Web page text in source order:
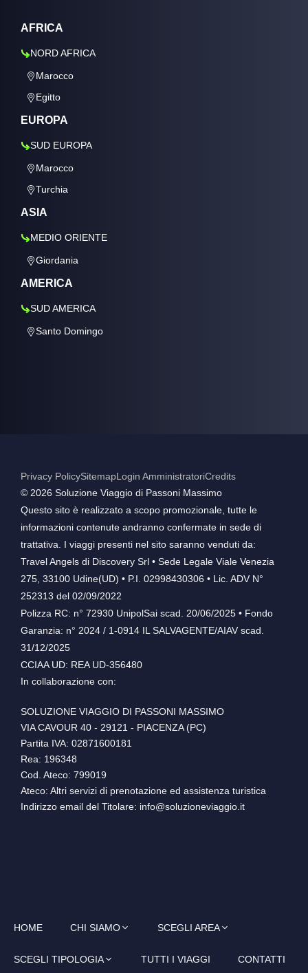
AFRICA
NORD AFRICA
Marocco
Egitto
EUROPA
SUD EUROPA
Marocco
Turchia
ASIA
MEDIO ORIENTE
Giordania
AMERICA
SUD AMERICA
Santo Domingo
Privacy PolicySitemapLogin AmministratoriCredits
©️ 2026 Soluzione Viaggio di Passoni Massimo
Questo sito è realizzato a scopo promozionale, tutte le
informazioni contenute andranno confermate in sede di
trattativa. I viaggi presenti nel sito saranno venduti da:
Travel Angels di Discovery Srl • Sede Legale Viale Venezia
275, 33100 Udine(UD) • P.I. 02998430306 • Lic. ADV N°
252313 del 02/09/2022
Polizza RC: n° 72930 UnipolSai scad. 20/06/2025 • Fondo
Garanzia: n° 2024 / 1-0914 IL SALVAGENTE/AIAV scad.
31/12/2025
CCIAA UD: REA UD-356480
In collaborazione con:
SOLUZIONE VIAGGIO DI PASSONI MASSIMO
VIA CAVOUR 40 - 29121 - PIACENZA (PC)
Partita IVA: 02871600181
Rea: 196348
Cod. Ateco: 799019
Ateco: Altri servizi di prenotazione ed assistenza turistica
Indirizzo email del Titolare: info@soluzioneviaggio.it
HOME CHI SIAMO SCEGLI AREA
SCEGLI TIPOLOGIA TUTTI I VIAGGI CONTATTI